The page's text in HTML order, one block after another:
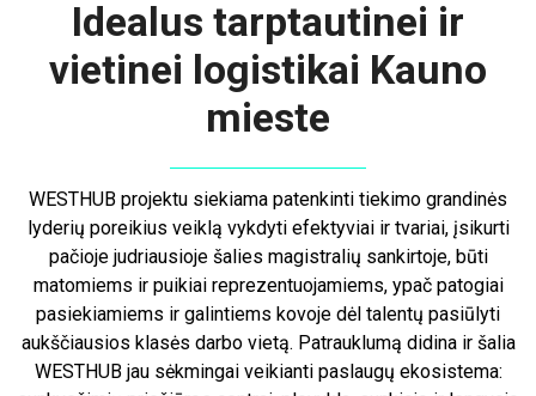
Idealus tarptautinei ir
vietinei logistikai Kauno
mieste
WESTHUB projektu siekiama patenkinti tiekimo grandinės
lyderių poreikius veiklą vykdyti efektyviai ir tvariai, įsikurti
pačioje judriausioje šalies magistralių sankirtoje, būti
matomiems ir puikiai reprezentuojamiems, ypač patogiai
pasiekiamiems ir galintiems kovoje dėl talentų pasiūlyti
aukščiausios klasės darbo vietą. Patrauklumą didina ir šalia
WESTHUB jau sėkmingai veikianti paslaugų ekosistema: